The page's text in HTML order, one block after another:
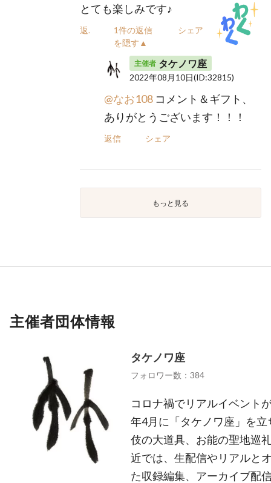
とても楽しみです♪
返信
1件の返信
を隠す▲
シェア
主催者 タケノワ座
2022年08月10日(ID:32815)
@なお108 コメント＆ギフト、
ありがとうございます！！！
返信 シェア
もっと見る
主催者団体情報
タケノワ座
フォロワー数：384
コロナ禍でリアルイベント
年4月に「タケノワ座」を
伎の大道具、お能の聖地巡
近では、生配信やリアルと
た収録編集、アーカイブ配